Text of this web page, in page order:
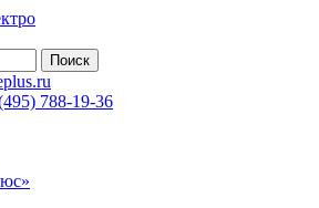
Поиск
788-19-36